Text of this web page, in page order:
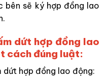
sẽ ký hợp đồng lao
dứt hợp đồng lao
cách đúng luật:
dứt hợp đồng lao động: